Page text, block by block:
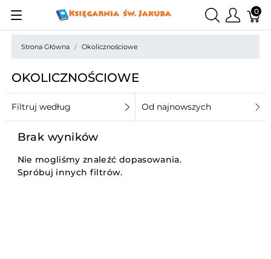
0
Strona Główna Okolicznościowe
OKOLICZNOŚCIOWE
Filtruj według Od najnowszych
Brak wyników
Nie mogliśmy znaleźć dopasowania.
Spróbuj innych filtrów.